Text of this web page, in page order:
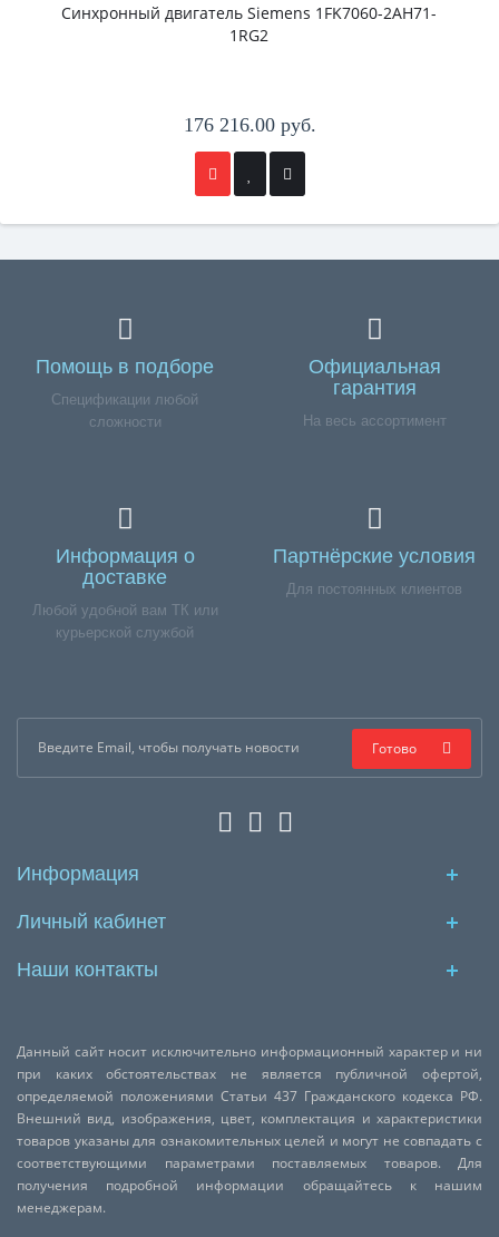
Синхронный двигатель Siemens 1FK7060-2AH71-
1RG2
176 216.00 руб.
Помощь в подборе
Спецификации любой
сложности
Официальная
гарантия
На весь ассортимент
Информация о
доставке
Любой удобной вам ТК или
курьерской службой
Партнёрские условия
Для постоянных клиентов
Готово
Информация
Личный кабинет
Наши контакты
Данный сайт носит исключительно информационный характер и ни
при каких обстоятельствах не является публичной офертой,
определяемой положениями Статьи 437 Гражданского кодекса РФ.
Внешний вид, изображения, цвет, комплектация и характеристики
товаров указаны для ознакомительных целей и могут не совпадать с
соответствующими параметрами поставляемых товаров. Для
получения подробной информации обращайтесь к нашим
менеджерам.